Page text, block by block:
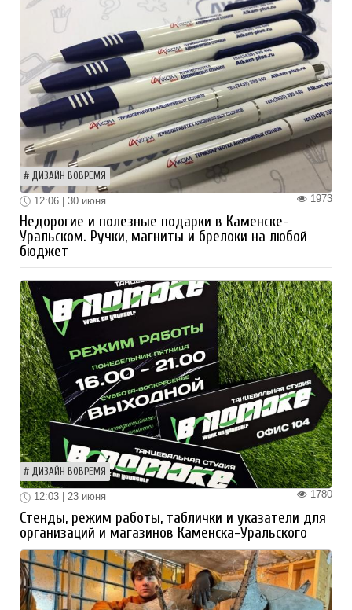
ДИЗАЙН ВОВРЕМЯ
1973
12:06 | 30 июня
Недорогие и полезные подарки в Каменске-
Уральском. Ручки, магниты и брелоки на любой
бюджет
ДИЗАЙН ВОВРЕМЯ
1780
12:03 | 23 июня
Стенды, режим работы, таблички и указатели для
организаций и магазинов Каменска-Уральского